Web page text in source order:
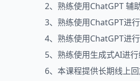
2、熟练使用ChatGPT 辅
3、熟练使用ChatGPT进
4、熟练使用ChatGPT进
5、熟练使用生成式AI进
6、本课程提供长期线上